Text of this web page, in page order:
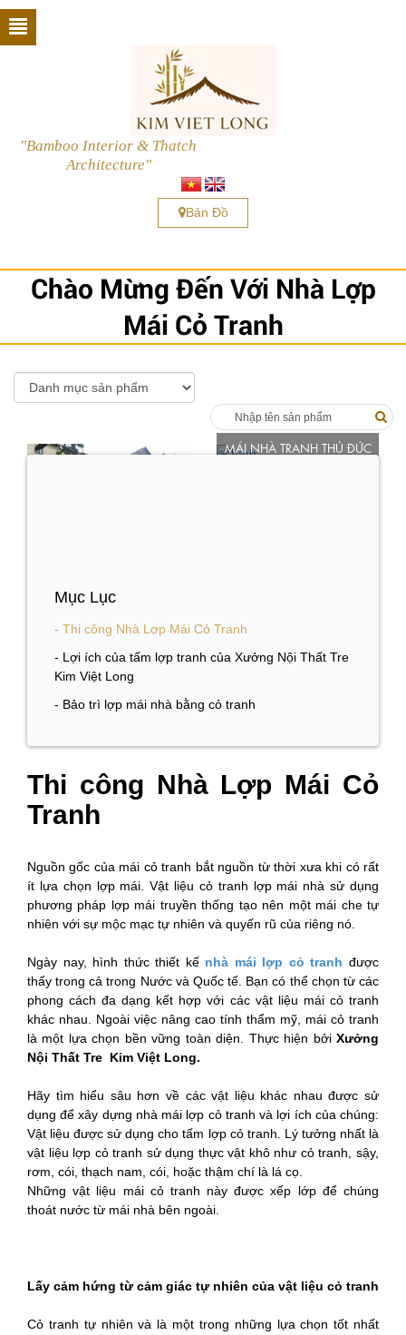
"Bamboo Interior & Thatch
Architecture"
Bản Đồ
Chào Mừng Đến Với Nhà Lợp
Mái Cỏ Tranh
MÁI NHÀ TRANH THỦ ĐỨC
Mục Lục
- Thi công Nhà Lợp Mái Cỏ Tranh
- Lợi ích của tấm lợp tranh của Xưởng Nội Thất Tre
Kim Việt Long
- Bảo trì lợp mái nhà bằng cỏ tranh
Thi công Nhà Lợp Mái Cỏ
Tranh
Nguồn gốc của mái cỏ tranh bắt nguồn từ thời xưa khi có rất
ít lựa chọn lợp mái. Vật liệu cỏ tranh lợp mái nhà sử dụng
phương pháp lợp mái truyền thống tạo nên một mái che tự
nhiên với sự mộc mạc tự nhiên và quyến rũ của riêng nó.
Ngày nay, hình thức thiết kế nhà mái lợp cỏ tranh được
thấy trong cả trong Nước và Quốc tế. Bạn có thể chọn từ các
phong cách đa dạng kết hợp với các vật liệu mái cỏ tranh
khác nhau. Ngoài việc nâng cao tính thẩm mỹ, mái cỏ tranh
là một lựa chọn bền vững toàn diện. Thực hiện bởi Xưởng
Nội Thất Tre Kim Việt Long.
Hãy tìm hiểu sâu hơn về các vật liệu khác nhau được sử
dụng để xây dựng nhà mái lợp cỏ tranh và lợi ích của chúng:
Vật liệu được sử dụng cho tấm lợp cỏ tranh. Lý tưởng nhất là
vật liệu lợp cỏ tranh sử dụng thực vật khô như cỏ tranh, sậy,
rơm, cói, thạch nam, cói, hoặc thậm chí là lá cọ.
Những vật liệu mái cỏ tranh này được xếp lớp để chúng
thoát nước từ mái nhà bên ngoài.
Lấy cảm hứng từ cảm giác tự nhiên của vật liệu cỏ tranh
Cỏ tranh tự nhiên và là một trong những lựa chọn tốt nhất